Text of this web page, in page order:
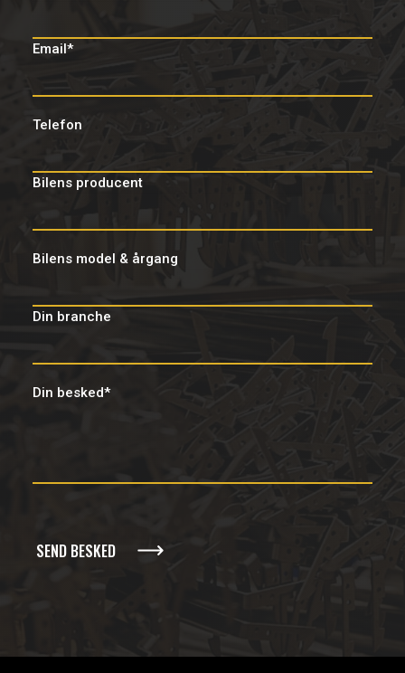
Email*
Telefon
Bilens producent
Bilens model & årgang
Din branche
Din besked*